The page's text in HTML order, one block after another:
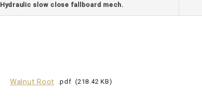
Hydraulic slow close fallboard mech.
Walnut Root pdf 218.42 KB